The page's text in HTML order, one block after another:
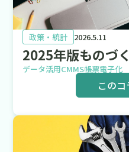
政策・統計 2026.5.11
2025年版ものづ
データ活用CMMS帳票電子化
この